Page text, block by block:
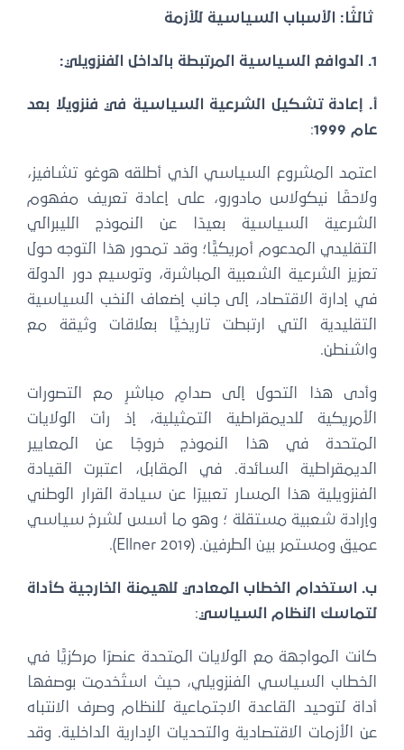
ثالثًا: الأسباب السياسية للأزمة
1. الدوافع السياسية المرتبطة بالداخل الفنزويلي:
أ. إعادة تشكيل الشرعية السياسية في فنزويلا بعد
عام 1999
:
اعتمد المشروع السياسي الذي أطلقه هوغو تشافيز،
ولاحقًا نيكولاس مادورو، على إعادة تعريف مفهوم
الشرعية السياسية بعيدًا عن النموذج الليبرالي
التقليدي المدعوم أمريكيًّا؛ وقد تمحور هذا التوجه حول
تعزيز الشرعية الشعبية المباشرة، وتوسيع دور الدولة
في إدارة الاقتصاد، إلى جانب إضعاف النخب السياسية
التقليدية التي ارتبطت تاريخيًّا بعلاقات وثيقة مع
واشنطن.
وأدى هذا التحول إلى صدامٍ مباشرٍ مع التصورات
الأمريكية للديمقراطية التمثيلية، إذ رأت الولايات
المتحدة في هذا النموذج خروجًا عن المعايير
الديمقراطية السائدة. في المقابل، اعتبرت القيادة
الفنزويلية هذا المسار تعبيرًا عن سيادة القرار الوطني
وإرادة شعبية مستقلة ؛ وهو ما أسس لشرخ سياسي
عميق ومستمر بين الطرفين. (Ellner 2019).
ب. استخدام الخطاب المعادي للهيمنة الخارجية كأداة
لتماسك النظام السياسي:
كانت المواجهة مع الولايات المتحدة عنصرًا مركزيًّا في
الخطاب السياسي الفنزويلي، حيث استُخدمت بوصفها
أداة لتوحيد القاعدة الاجتماعية للنظام وصرف الانتباه
عن الأزمات الاقتصادية والتحديات الإدارية الداخلية. وقد